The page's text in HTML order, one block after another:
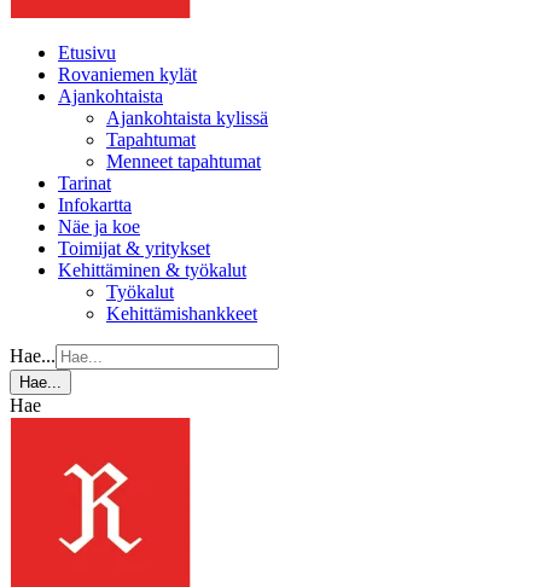
Etusivu
Rovaniemen kylät
Ajankohtaista
Ajankohtaista kylissä
Tapahtumat
Menneet tapahtumat
Tarinat
Infokartta
Näe ja koe
Toimijat & yritykset
Kehittäminen & työkalut
Työkalut
Kehittämishankkeet
Hae...
Hae...
Hae